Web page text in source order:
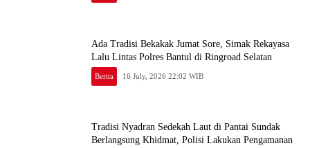
Ada Tradisi Bekakak Jumat Sore, Simak Rekayasa
Lalu Lintas Polres Bantul di Ringroad Selatan
Berita 16 July, 2026 22:02 WIB
Tradisi Nyadran Sedekah Laut di Pantai Sundak
Berlangsung Khidmat, Polisi Lakukan Pengamanan